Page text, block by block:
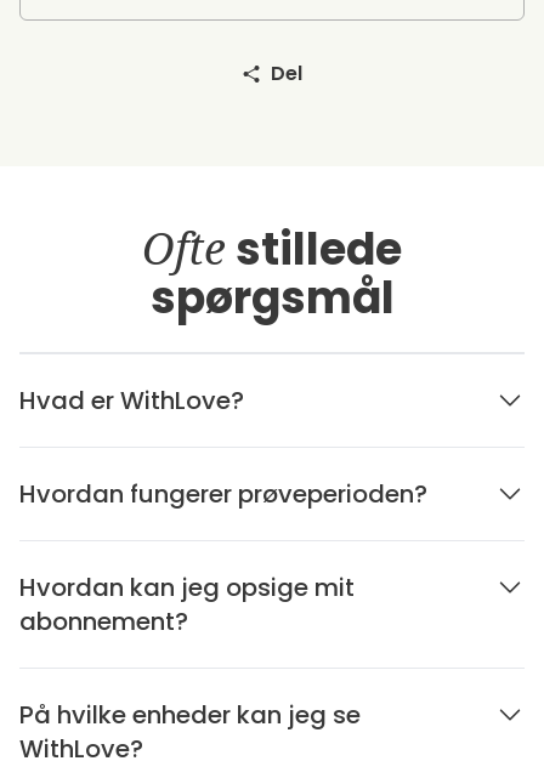
Del
Ofte stillede
spørgsmål
Hvad er WithLove?
Hvordan fungerer prøveperioden?
Hvordan kan jeg opsige mit
abonnement?
På hvilke enheder kan jeg se
WithLove?